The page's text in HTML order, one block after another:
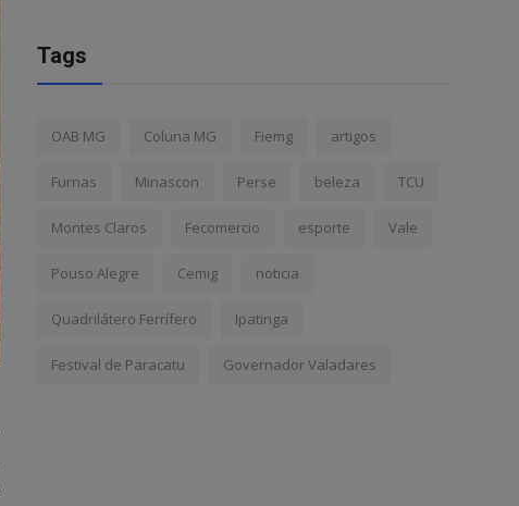
Tags
OAB MG Coluna MG Fiemg artigos
Furnas Minascon Perse beleza TCU
Montes Claros Fecomercio esporte Vale
Pouso Alegre Cemig noticia
Quadrilátero Ferrífero Ipatinga
Festival de Paracatu Governador Valadares